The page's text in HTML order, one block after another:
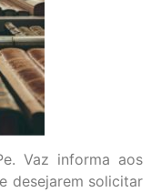
Vaz informa aos
desejarem solicitar